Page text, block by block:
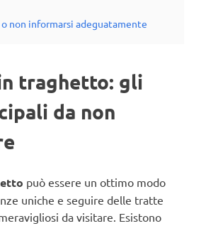
non informarsi adeguatamente
traghetto: gli
da non
può essere un ottimo modo
uniche e seguire delle tratte
da visitare. Esistono